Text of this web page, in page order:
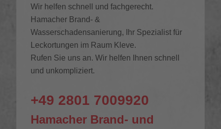
Wir helfen schnell und fachgerecht.
Hamacher Brand- &
Wasserschadensanierung, Ihr Spezialist für
Leckortungen im Raum Kleve.
Rufen Sie uns an. Wir helfen Ihnen schnell
und unkompliziert.
+49 2801 7009920
Hamacher Brand- und